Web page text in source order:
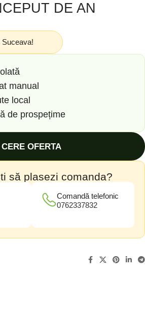
DE AN
Suceava!
manual
local
de prospețime
CERE OFERTA
să plasezi comanda?
Comandă telefonic
0762337832